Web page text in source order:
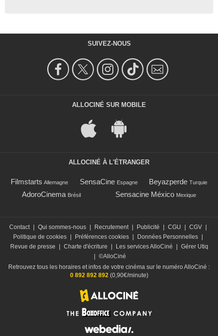
SUIVEZ-NOUS
ALLOCINÉ SUR MOBILE
ALLOCINÉ À L'ÉTRANGER
Filmstarts Allemagne SensaCine Espagne Beyazperde Turquie
AdoroCinema Brésil Sensacine México Mexique
Contact Qui sommes-nous Recrutement Publicité CGU CGV
Politique de cookies
Préférences cookies Données Personnelles
Revue de presse
Charte d'écriture Les services AlloCiné
Gérer Utiq
©AlloCiné
Retrouvez tous les horaires et infos de votre cinéma sur le numéro AlloCiné :
0 892 892 892(0,90€/minute)